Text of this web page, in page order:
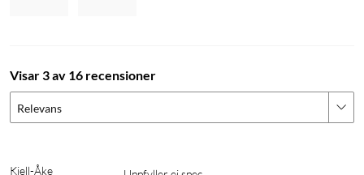
Visar 3 av 16 recensioner
Relevans
Kjell-Åke